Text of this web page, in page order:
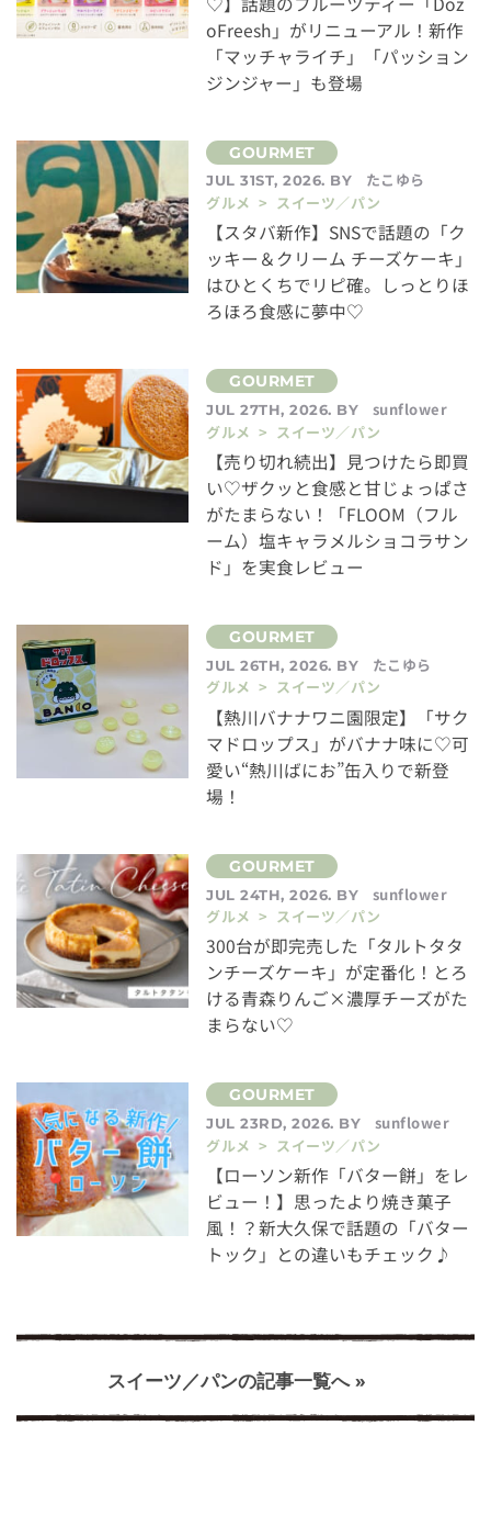
oFreesh」がリニューアル！新作
「マッチャライチ」「パッション
ジンジャー」も登場
JUL 31ST, 2026. BY
たこゆら
グルメ > スイーツ／パン
【スタバ新作】SNSで話題の「ク
ッキー＆クリーム チーズケーキ」
はひとくちでリピ確。しっとりほ
ろほろ食感に夢中♡
JUL 27TH, 2026. BY
sunflower
グルメ > スイーツ／パン
【売り切れ続出】見つけたら即買
い♡ザクッと食感と甘じょっぱさ
がたまらない！「FLOOM（フル
ーム）塩キャラメルショコラサン
ド」を実食レビュー
JUL 26TH, 2026. BY
たこゆら
グルメ > スイーツ／パン
【熱川バナナワニ園限定】「サク
マドロップス」がバナナ味に♡可
愛い“熱川ばにお”缶入りで新登
場！
JUL 24TH, 2026. BY
sunflower
グルメ > スイーツ／パン
300台が即完売した「タルトタタ
ンチーズケーキ」が定番化！とろ
ける青森りんご×濃厚チーズがた
まらない♡
JUL 23RD, 2026. BY
sunflower
グルメ > スイーツ／パン
【ローソン新作「バター餅」をレ
ビュー！】思ったより焼き菓子
風！？新大久保で話題の「バター
トック」との違いもチェック♪
スイーツ／パンの記事一覧へ »